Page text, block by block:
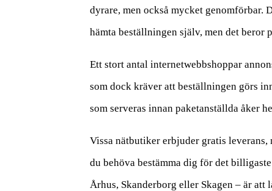
dyrare, men också mycket genomförbar.
hämta beställningen själv, men det beror
Ett stort antal internetwebbshoppar
som dock kräver att beställningen görs
som serveras innan paketanställda åker
Vissa nätbutiker erbjuder gratis
du behöva bestämma dig för det
Århus, Skanderborg eller Skagen – är